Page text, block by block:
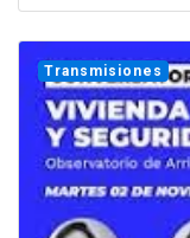
Transmisiones